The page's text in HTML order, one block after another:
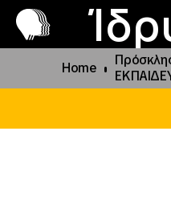
Home